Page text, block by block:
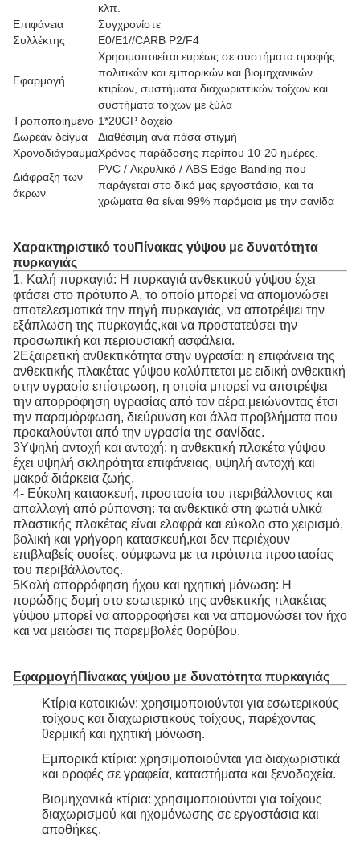
κλπ.
Επιφάνεια
Συγχρονίστε
Συλλέκτης
E0/E1//CARB P2/F4
Εφαρμογή
Χρησιμοποιείται ευρέως σε συστήματα οροφής
πολιτικών και εμπορικών και βιομηχανικών
κτιρίων, συστήματα διαχωριστικών τοίχων και
συστήματα τοίχων με ξύλα
Τροποποιημένο 1*20GP δοχείο
Δωρεάν δείγμα
Διαθέσιμη ανά πάσα στιγμή
ΧρονοδιάγραμμαΧρόνος παράδοσης περίπου 10-20 ημέρες.
Διάφραξη των
άκρων
PVC / Ακρυλικό / ABS Edge Banding που
παράγεται στο δικό μας εργοστάσιο, και τα
χρώματα θα είναι 99% παρόμοια με την σανίδα
Χαρακτηριστικό τουΠίνακας γύψου με δυνατότητα
πυρκαγιάς
1. Καλή πυρκαγιά: Η πυρκαγιά ανθεκτικού γύψου έχει
φτάσει στο πρότυπο Α, το οποίο μπορεί να απομονώσει
αποτελεσματικά την πηγή πυρκαγιάς, να αποτρέψει την
εξάπλωση της πυρκαγιάς,και να προστατεύσει την
προσωπική και περιουσιακή ασφάλεια.
2Εξαιρετική ανθεκτικότητα στην υγρασία: η επιφάνεια της
ανθεκτικής πλακέτας γύψου καλύπτεται με ειδική ανθεκτική
στην υγρασία επίστρωση, η οποία μπορεί να αποτρέψει
την απορρόφηση υγρασίας από τον αέρα,μειώνοντας έτσι
την παραμόρφωση, διεύρυνση και άλλα προβλήματα που
προκαλούνται από την υγρασία της σανίδας.
3Υψηλή αντοχή και αντοχή: η ανθεκτική πλακέτα γύψου
έχει υψηλή σκληρότητα επιφάνειας, υψηλή αντοχή και
μακρά διάρκεια ζωής.
4- Εύκολη κατασκευή, προστασία του περιβάλλοντος και
απαλλαγή από ρύπανση: τα ανθεκτικά στη φωτιά υλικά
πλαστικής πλακέτας είναι ελαφρά και εύκολο στο χειρισμό,
βολική και γρήγορη κατασκευή,και δεν περιέχουν
επιβλαβείς ουσίες, σύμφωνα με τα πρότυπα προστασίας
του περιβάλλοντος.
5Καλή απορρόφηση ήχου και ηχητική μόνωση: Η
πορώδης δομή στο εσωτερικό της ανθεκτικής πλακέτας
γύψου μπορεί να απορροφήσει και να απομονώσει τον ήχο
και να μειώσει τις παρεμβολές θορύβου.
ΕφαρμογήΠίνακας γύψου με δυνατότητα πυρκαγιάς
Κτίρια κατοικιών: χρησιμοποιούνται για εσωτερικούς
τοίχους και διαχωριστικούς τοίχους, παρέχοντας
θερμική και ηχητική μόνωση.
Εμπορικά κτίρια: χρησιμοποιούνται για διαχωριστικά
και οροφές σε γραφεία, καταστήματα και ξενοδοχεία.
Βιομηχανικά κτίρια: χρησιμοποιούνται για τοίχους
διαχωρισμού και ηχομόνωσης σε εργοστάσια και
αποθήκες.